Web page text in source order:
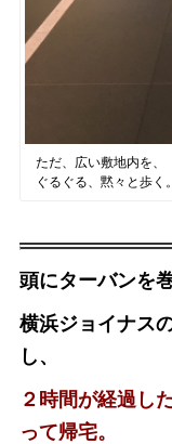
ただ、広い敷地内を、
ぐるぐる、黙々と歩
頭にターバンを巻
横浜ジョイナス
し、
２時間が経過し
って帰宅。